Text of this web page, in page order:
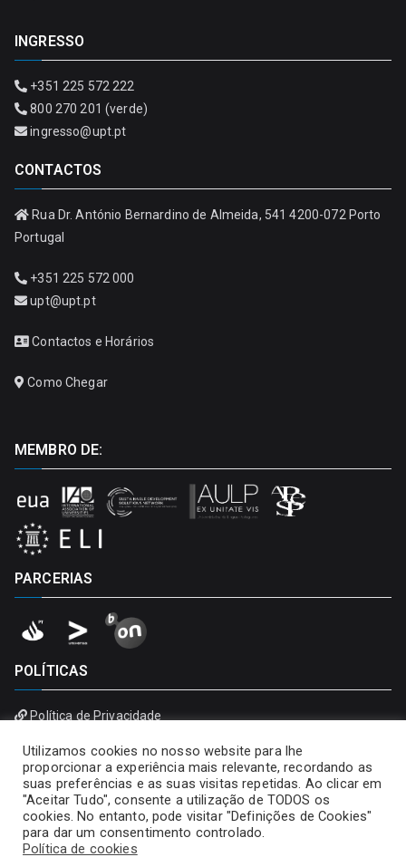
INGRESSO
+351 225 572 222
800 270 201 (verde)
ingresso@upt.pt
CONTACTOS
Rua Dr. António Bernardino de Almeida, 541 4200-072 Porto
Portugal
+351 225 572 000
upt@upt.pt
Contactos e Horários
Como Chegar
MEMBRO DE:
PARCERIAS
POLÍTICAS
Política de Privacidade
Utilizamos cookies no nosso website para lhe
proporcionar a experiência mais relevante, recordando as
suas preferências e as suas visitas repetidas. Ao clicar em
"Aceitar Tudo", consente a utilização de TODOS os
cookies. No entanto, pode visitar "Definições de Cookies"
para dar um consentimento controlado.
Política de cookies